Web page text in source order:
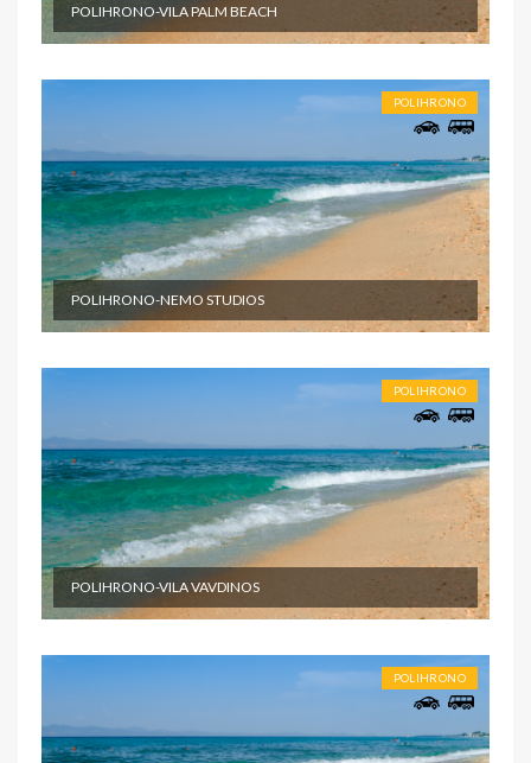
POLIHRONO-VILA PALM BEACH
POLIHRONO
POLIHRONO-NEMO STUDIOS
POLIHRONO
POLIHRONO-VILA VAVDINOS
POLIHRONO